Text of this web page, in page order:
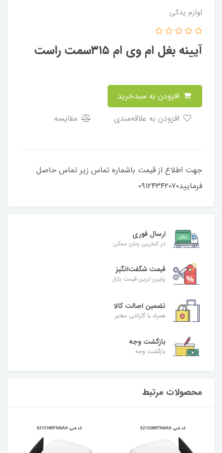
لوازم یدکی
آیینه بغل ام وی ام ۳۱۵سمت راست
مقایسه
جهت اطلاع از قیمت باشماره تماس زیر تماس حاصل
فرمایید۰۹۱۲۴۳۴۲۰۷۰
ارسال فوری
در کمترین زمان ممکن
قیمت شگفت‌انگیز
پایین ترین قیمت بازار
تضمین اصالت کالا
همراه با گارانتی معتبر
بازگشت وجه
بازگشت وجه
محصولات مرتبط